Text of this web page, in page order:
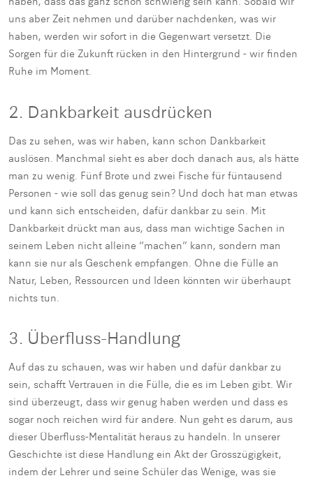
haben, dass das ganz schön schwierig sein kann. Sobald wir
uns aber Zeit nehmen und darüber nachdenken, was wir
haben, werden wir sofort in die Gegenwart versetzt. Die
Sorgen für die Zukunft rücken in den Hintergrund - wir finden
Ruhe im Moment.
2. Dankbarkeit ausdrücken
Das zu sehen, was wir haben, kann schon Dankbarkeit
auslösen. Manchmal sieht es aber doch danach aus, als hätte
man zu wenig. Fünf Brote und zwei Fische für füntausend
Personen - wie soll das genug sein? Und doch hat man etwas
und kann sich entscheiden, dafür dankbar zu sein. Mit
Dankbarkeit drückt man aus, dass man wichtige Sachen in
seinem Leben nicht alleine “machen” kann, sondern man
kann sie nur als Geschenk empfangen. Ohne die Fülle an
Natur, Leben, Ressourcen und Ideen könnten wir überhaupt
nichts tun.
3. Überfluss-Handlung
Auf das zu schauen, was wir haben und dafür dankbar zu
sein, schafft Vertrauen in die Fülle, die es im Leben gibt. Wir
sind überzeugt, dass wir genug haben werden und dass es
sogar noch reichen wird für andere. Nun geht es darum, aus
dieser Überfluss-Mentalität heraus zu handeln. In unserer
Geschichte ist diese Handlung ein Akt der Grosszügigkeit,
indem der Lehrer und seine Schüler das Wenige, was sie